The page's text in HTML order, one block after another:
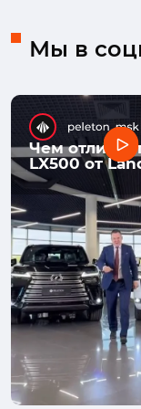
Мы в
Чем
LX500 от